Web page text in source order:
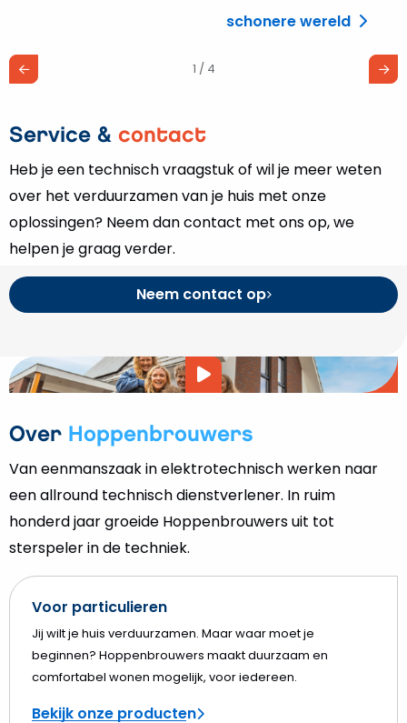
schonere wereld
1 / 4
Service & contact
Heb je een technisch vraagstuk of wil je meer weten
over het verduurzamen van je huis met onze
oplossingen? Neem dan contact met ons op, we
helpen je graag verder.
Neem contact op
Over Hoppenbrouwers
Van eenmanszaak in elektrotechnisch werken naar
een allround technisch dienstverlener. In ruim
honderd jaar groeide Hoppenbrouwers uit tot
sterspeler in de techniek.
Voor particulieren
Jij wilt je huis verduurzamen. Maar waar moet je
beginnen? Hoppenbrouwers maakt duurzaam en
comfortabel wonen mogelijk, voor iedereen.
Bekijk onze producten
Video